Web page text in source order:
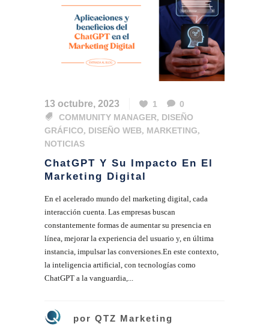
13 octubre, 2023 1
0
COMMUNITY MANAGER, DISEÑO
GRÁFICO, DISEÑO WEB, MARKETING,
NOTICIAS
ChatGPT Y Su Impacto En El
Marketing Digital
En el acelerado mundo del marketing digital, cada
interacción cuenta. Las empresas buscan
constantemente formas de aumentar su presencia en
línea, mejorar la experiencia del usuario y, en última
instancia, impulsar las conversiones.En este contexto,
la inteligencia artificial, con tecnologías como
ChatGPT a la vanguardia,...
por QTZ Marketing